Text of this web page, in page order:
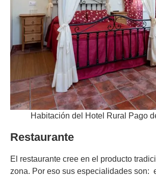
Habitación del Hotel Rural Pago
Restaurante
El restaurante cree en el producto
zona. Por eso sus especialidades son: